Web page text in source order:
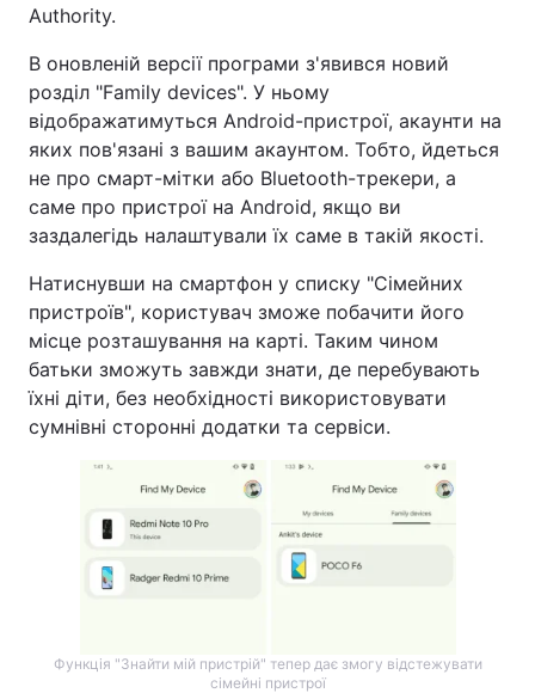
Authority.
В оновленій версії програми з'явився новий
розділ "Family devices". У ньому
відображатимуться Android-пристрої, акаунти на
яких пов'язані з вашим акаунтом. Тобто, йдеться
не про смарт-мітки або Bluetooth-трекери, а
саме про пристрої на Android, якщо ви
заздалегідь налаштували їх саме в такій якості.
Натиснувши на смартфон у списку "Сімейних
пристроїв", користувач зможе побачити його
місце розташування на карті. Таким чином
батьки зможуть завжди знати, де перебувають
їхні діти, без необхідності використовувати
сумнівні сторонні додатки та сервіси.
Функція "Знайти мій пристрій" тепер дає змогу відстежувати
сімейні пристрої